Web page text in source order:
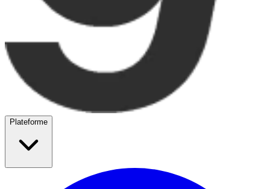
Plateforme